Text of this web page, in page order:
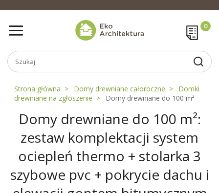
Strona główna Domy drewniane całoroczne
Domki
drewniane na zgłoszenie
Domy drewniane do 100 m²
Domy drewniane do 100 m²:
zestaw komplektacji system
ociepleń thermo + stolarka 3
szybowe pvc + pokrycie dachu i